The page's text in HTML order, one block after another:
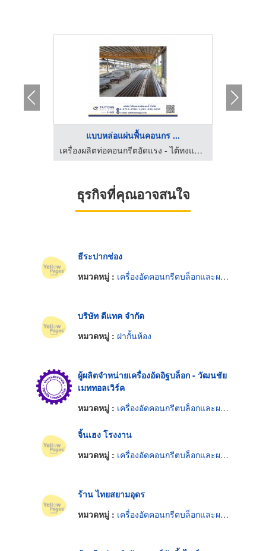
แบบหล่อแผ่นพื้นคอนกร ...
เครื่องผลิตท่อคอนกรีตอัดแรง - ไต้ทงแมชชีนเนอรี่
ธุรกิจที่คุณอาจสนใจ
ธีระปากช่อง
หมวดหมู่ : เครื่องอัดคอนกรีตบล็อกและผลิตภัณฑ์
บริษัท ดีแทค จำกัด
หมวดหมู่ : ฝากั้นห้อง
ผู้ผลิตจำหน่ายเครื่องอัดอิฐบล็อก - วัฒนชัย
เมททอลเวิร์ค
หมวดหมู่ : เครื่องอัดคอนกรีตบล็อกและผลิตภัณฑ์
จิ้นเฮง โรงงาน
หมวดหมู่ : เครื่องอัดคอนกรีตบล็อกและผลิตภัณฑ์
ร้าน ไทยสยามอุดร
หมวดหมู่ : เครื่องอัดคอนกรีตบล็อกและผลิตภัณฑ์